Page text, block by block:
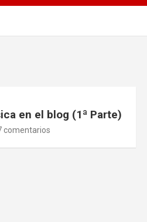
en el blog (1ª Parte)
comentarios